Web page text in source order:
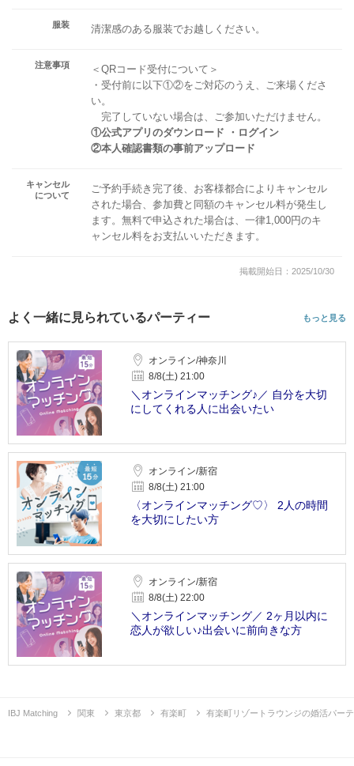
服装 清潔感のある服装でお越しください。
注意事項
＜QRコード受付について＞
・受付前に以下①②をご対応のうえ、ご来場くださ
い。
完了していない場合は、ご参加いただけません。
①公式アプリのダウンロード ・ログイン
②本人確認書類の事前アップロード
キャンセル
について
ご予約手続き完了後、お客様都合によりキャンセル
された場合、参加費と同額のキャンセル料が発生し
ます。無料で申込された場合は、一律1,000円のキ
ャンセル料をお支払いいただきます。
掲載開始日：2025/10/30
よく一緒に見られているパーティー もっと見る
オンライン/神奈川
8/8(土) 21:00
＼オンラインマッチング♪／ 自分を大切
にしてくれる人に出会いたい
オンライン/新宿
8/8(土) 21:00
〈オンラインマッチング♡〉 2人の時間
を大切にしたい方
オンライン/新宿
8/8(土) 22:00
＼オンラインマッチング／ 2ヶ月以内に
恋人が欲しい♪出会いに前向きな方
IBJ Matching 関東 東京都 有楽町 有楽町リゾートラウンジの婚活パー